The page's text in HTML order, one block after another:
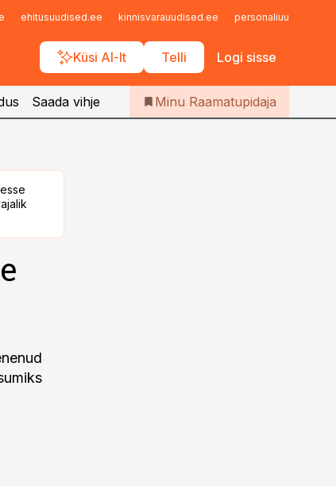
ehitusuudised.ee kinnisvarauudised.ee personaliuudised.ee
Küsi AI-lt Telli Logi sisse
Iseteenindus
Telli Raamatupidaja
Saada vihje Minu Raamatupidaja